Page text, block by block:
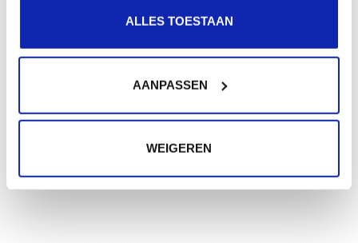
ALLES TOESTAAN
AANPASSEN
WEIGEREN
Articles connexes
OpenSSL - commandes utiles